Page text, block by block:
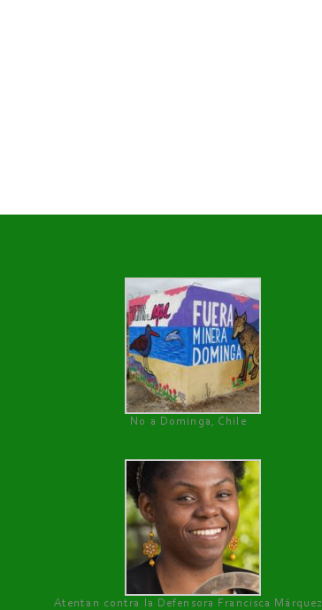
No a Dominga, Chile
Atentan contra la Defensora Francisca Márquez